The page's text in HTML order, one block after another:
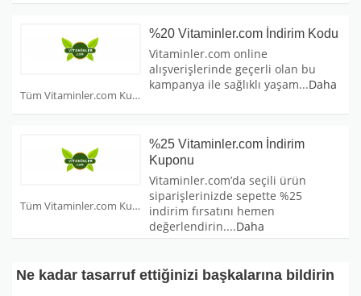
Tüm Vitaminler.com Kuponları
%20 Vitaminler.com İndirim Kodu
Vitaminler.com online
alışverişlerinde geçerli olan bu
kampanya ile sağlıklı yaşam...Daha
Tüm Vitaminler.com Kuponları
%25 Vitaminler.com İndirim
Kuponu
Vitaminler.com’da seçili ürün
siparişlerinizde sepette %25
indirim fırsatını hemen
değerlendirin....Daha
Ne kadar tasarruf ettiğinizi başkalarına bildirin